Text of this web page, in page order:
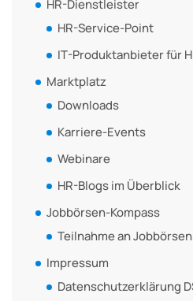
HR-Dienstleister
HR-Service-Point
IT-Produktanbieter für
Marktplatz
Downloads
Karriere-Events
Webinare
HR-Blogs im Überblick
Jobbörsen-Kompass
Teilnahme an
Impressum
Datenschutzerklärung